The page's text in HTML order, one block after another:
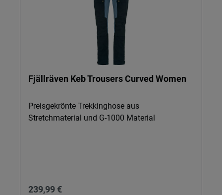
Fjällräven Keb Trousers Curved Women
Preisgekrönte Trekkinghose aus
Stretchmaterial und G-1000 Material
Regulärer Preis:
239,99 €